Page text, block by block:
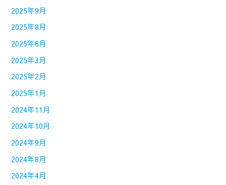
2025年9月
2025年8月
2025年6月
2025年3月
2025年2月
2025年1月
2024年11月
2024年10月
2024年9月
2024年8月
2024年4月